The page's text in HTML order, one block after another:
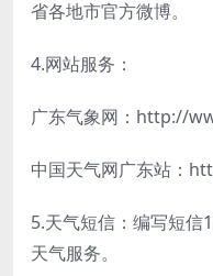
省各地市官方微博。
4.网站服务：
广东气象网：http://
中国天气网广东站：
5.天气短信：编写短信
天气服务。